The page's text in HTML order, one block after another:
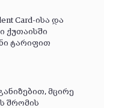
Card-ისა და
ქუთაისში
ტარიფით
მცირე
შრომის